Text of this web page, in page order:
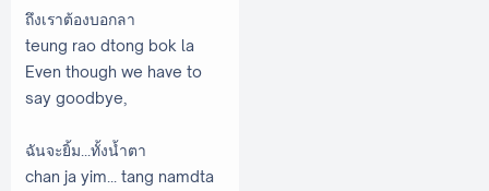
ถึงเราต้องบอกลา
teung rao dtong bok la
Even though we have to
say goodbye,
ฉันจะยิ้ม...ทั้งน้ำตา
chan ja yim... tang namdta